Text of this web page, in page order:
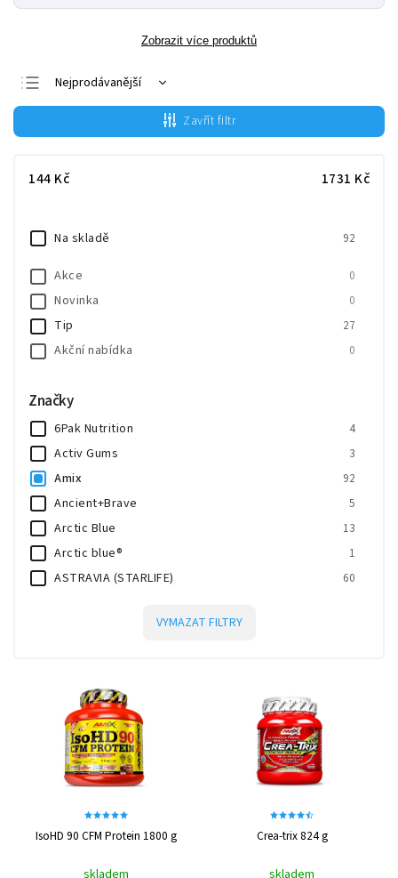
Zobrazit více produktů
Doporučujeme
Nejlevnější
Nejdražší
Nejprodávanější
Zavřít filtr
144 Kč 1731 Kč
Na skladě 92
Akce 0
Novinka 0
Tip 27
Akční nabídka 0
Značky
6Pak Nutrition 4
Activ Gums 3
Amix 92
Ancient+Brave 5
Arctic Blue 13
Arctic blue® 1
ASTRAVIA (STARLIFE) 60
Energy Body
Extrifit
High5 Nutrition
HiTec Nutrition
VYMAZAT FILTRY
IsoHD 90 CFM Protein 1800 g Crea-trix 824 g